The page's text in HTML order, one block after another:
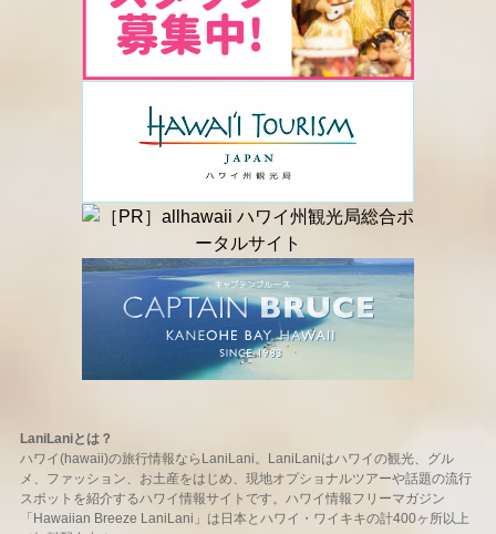
LaniLaniとは？
ハワイ(hawaii)の旅行情報ならLaniLani。LaniLaniはハワイの観光、グル
メ、ファッション、お土産をはじめ、現地オプショナルツアーや話題の流行
スポットを紹介するハワイ情報サイトです。ハワイ情報フリーマガジン
「Hawaiian Breeze LaniLani」は日本とハワイ・ワイキキの計400ヶ所以上